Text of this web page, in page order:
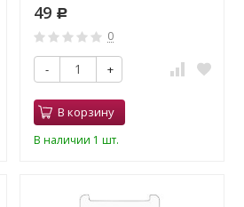
49 Р
0
- +
В корзину
В наличии 1 шт.